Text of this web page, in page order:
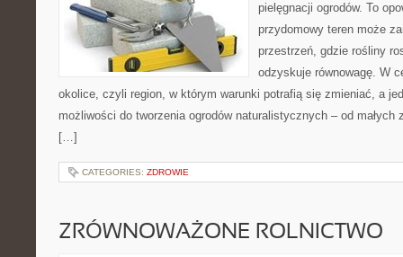
pielęgnacji ogrodów. To
przydomowy teren może
przestrzeń, gdzie rośliny
odzyskuje równowagę. W
okolice, czyli region, w którym warunki potrafią się zmieniać, a
możliwości do tworzenia ogrodów naturalistycznych – od małych
[…]
CATEGORIES: ZDROWIE
ZRÓWNOWAŻONE ROLNICTWO